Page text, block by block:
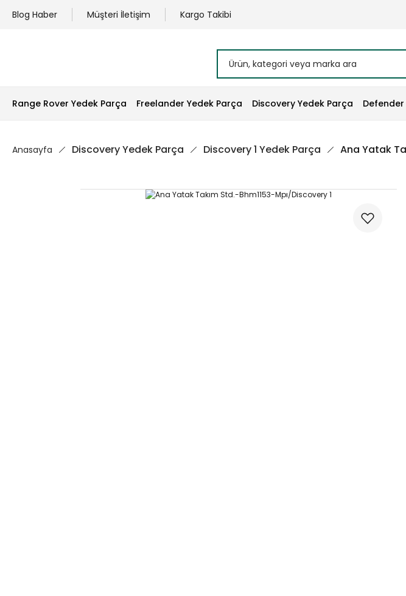
Blog Haber Müşteri İletişim Kargo Takibi
Range Rover Yedek Parça Freelander Yedek Parça Discovery Yedek Parça
Anasayfa Discovery Yedek Parça Discovery 1 Yedek Parça Ana Yatak